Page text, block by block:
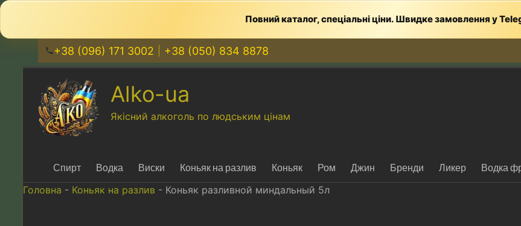
Перейти
содержимому
Alko-ua
Якісний алкоголь по людським цінам
Спирт Водка Виски Коньяк на разлив Коньяк Ром Джин Бренди Ликер Водка
Головна - Коньяк на разлив - Коньяк разливной миндальный 5л
Повний каталог, спеціальні ціни. Швидке замовлення у
+38 (096) 171 3002 +38 (050) 834 8878